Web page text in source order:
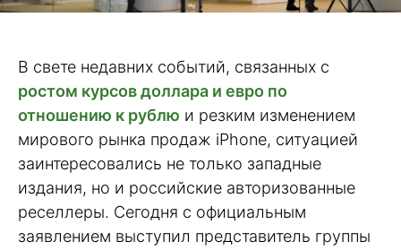
В свете недавних событий, связанных с
ростом курсов доллара и евро по
отношению к рублю и резким изменением
мирового рынка продаж iPhone, ситуацией
заинтересовались не только западные
издания, но и российские авторизованные
реселлеры. Сегодня с официальным
заявлением выступил представитель группы